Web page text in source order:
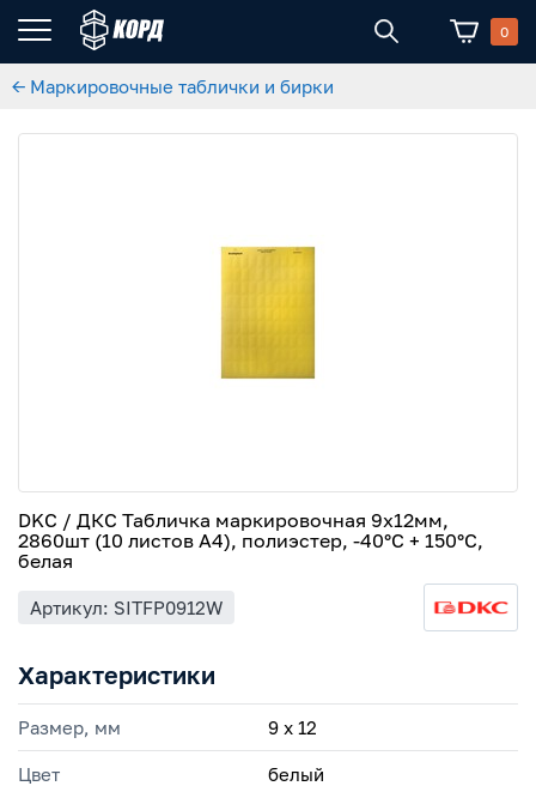
0
← Маркировочные таблички и бирки
DKC / ДКС Табличка маркировочная 9х12мм,
2860шт (10 листов А4), полиэстер, -40°C + 150°C,
белая
Артикул: SITFP0912W
Характеристики
Размер, мм 9 х 12
Цвет белый